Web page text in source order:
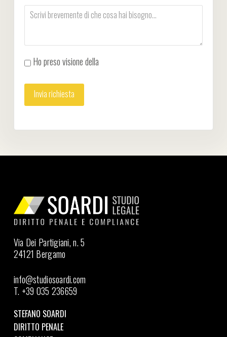
Ho preso visione della
Via Dei Partigiani, n. 5
24121 Bergamo
info@studiosoardi.com
T. +39 035 236659
STEFANO SOARDI
DIRITTO PENALE